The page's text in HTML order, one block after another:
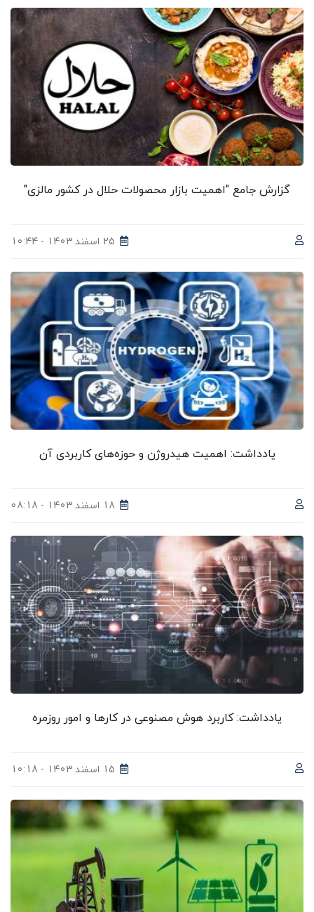
گزارش جامع "اهمیت بازار محصولات حلال در کشور مالزی"
25 اسفند 1403 - 10:44
یادداشت: اهمیت هیدروژن و حوزه‌های کاربردی آن
18 اسفند 1403 - 08:18
یادداشت: کاربرد هوش مصنوعی در کارها و امور روزمره
15 اسفند 1403 - 10:18